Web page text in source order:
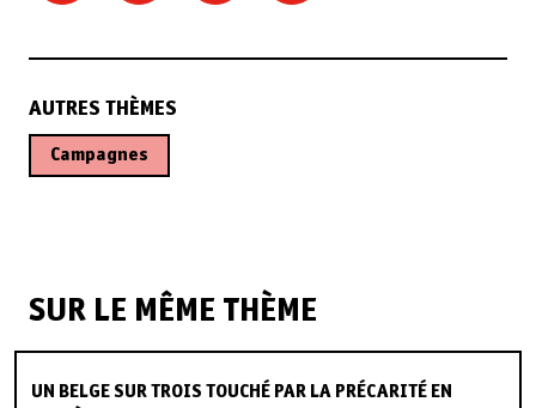
AUTRES THÈMES
Campagnes
SUR LE MÊME THÈME
UN BELGE SUR TROIS TOUCHÉ PAR LA PRÉCARITÉ EN